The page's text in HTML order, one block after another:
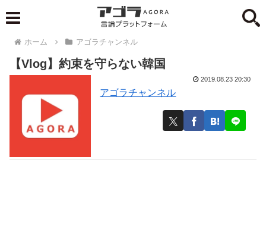
ホーム アゴラチャンネル
【Vlog】約束を守らない韓国
アゴラチャンネル
2019.08.23 20:30